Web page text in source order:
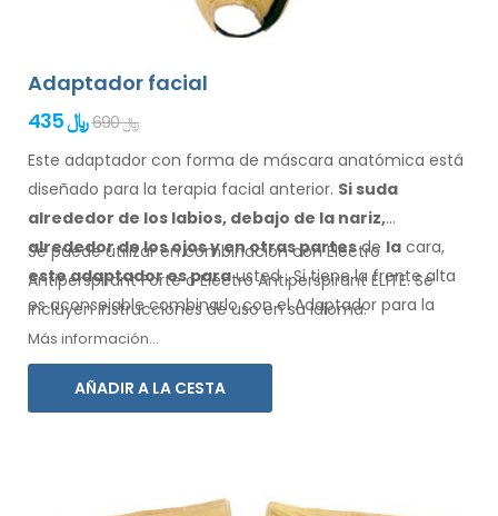
Adaptador facial
435 ﷼
690 ﷼
Este adaptador con forma de máscara anatómica está
diseñado para la terapia facial anterior. Si suda
alrededor de los labios, debajo de la nariz,
alrededor de los ojosy en otras partesde la cara,
este adaptadoresparausted. Si tienela frente alta
es aconsejable combinarlocon el Adaptador para la
frente.
Se puede utilizar en combinación con Electro
Antiperspirant Forte o Electro Antiperspirant ELITE. Se
incluyen instrucciones deuso en suidioma.
Más información...
AÑADIR A LA CESTA